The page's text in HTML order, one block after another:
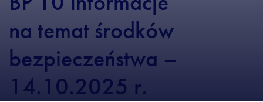
na temat środków
bezpieczeństwa –
14.10.2025 r.